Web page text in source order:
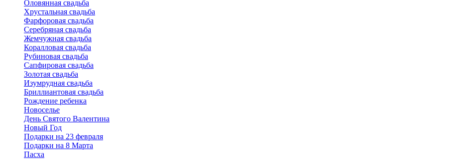
Оловянная свадьба
Хрустальная свадьба
Фарфоровая свадьба
Серебряная свадьба
Жемчужная свадьба
Коралловая свадьба
Рубиновая свадьба
Сапфировая свадьба
Золотая свадьба
Изумрудная свадьба
Бриллиантовая свадьба
Рождение ребенка
Новоселье
День Святого Валентина
Новый Год
Подарки на 23 февраля
Подарки на 8 Марта
Пасха